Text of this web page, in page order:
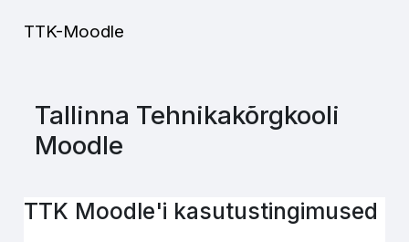
TTK-Moodle
Tallinna Tehnikakõrgkooli
Moodle
TTK Moodle'i kasutustingimused